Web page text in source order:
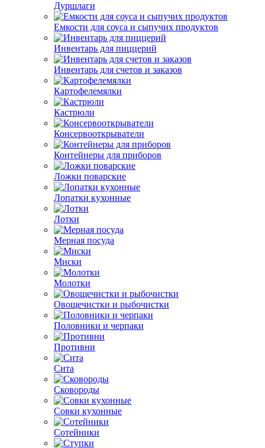
Дуршлаги
Емкости для соуса и сыпучих продуктов
Инвентарь для пиццерий
Инвентарь для счетов и заказов
Картофелемялки
Кастрюли
Консервооткрыватели
Контейнеры для приборов
Ложки поварские
Лопатки кухонные
Лотки
Мерная посуда
Миски
Молотки
Овощечистки и рыбочистки
Половники и черпаки
Противни
Сита
Сковороды
Совки кухонные
Сотейники